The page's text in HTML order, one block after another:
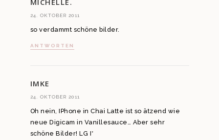
24. OKTOBER 2011
so verdammt schöne bilder.
ANTWORTEN
IMKE
24. OKTOBER 2011
Oh nein, IPhone in Chai Latte ist so ätzend wie
neue Digicam in Vanillesauce… Aber sehr
schöne Bilder! LG I*